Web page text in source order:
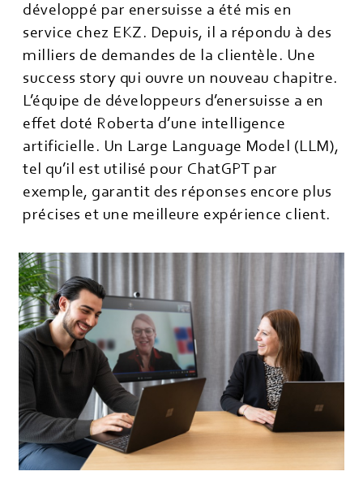
développé par enersuisse a été mis en
service chez EKZ. Depuis, il a répondu à des
milliers de demandes de la clientèle. Une
success story qui ouvre un nouveau chapitre.
L’équipe de développeurs d’enersuisse a en
effet doté Roberta d’une intelligence
artificielle. Un Large Language Model (LLM),
tel qu’il est utilisé pour ChatGPT par
exemple, garantit des réponses encore plus
précises et une meilleure expérience client.